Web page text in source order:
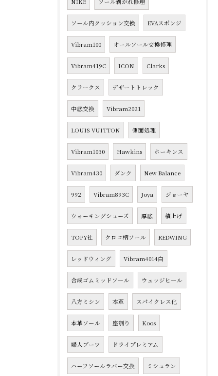
ソール内クッション交換 EVAスポンジ
Vibram100 オールソール交換修理
Vibram419C ICON Clarks
クラークス デザートトレック
中底交換 Vibram2021
LOUIS VUITTON 側面処理
Vibram1030 Hawkins ホーキンス
Vibram430 ダンク New Balance
992 Vibram893C Joya ジョーヤ
ウォーキングシューズ 厚底 積上げ
TOPY社 クロコ柄ソール REDWING
レッドウィング Vibram4014白
合成ゴムミッドソール ウェッジヒール
八方ミシン 本革 スパイクレス化
本革ソール 座刳り Koos
婦人ブーツ ドライプレミアム
ハーフソールラバー交換 ミシュラン